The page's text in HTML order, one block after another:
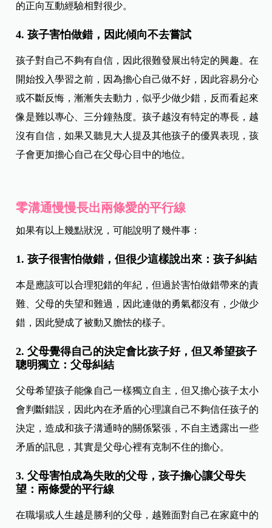
的正向互動經驗相對很少。
4. 孩子害怕做錯，因此傾向不去嘗試
孩子對自己不夠有自信，因此很難發展出特定的興趣。在
開始投入學習之前，因為擔心自己做不好，因此容易分心
或不斷反悔，漸漸失去動力，似乎少做少錯，反而看起來
像是難以專心、三分鐘熱度。孩子越沒有特定的專長，越
沒有自信，如果又聽見大人提及其他孩子的優異表現，孩
子會更加擔心自己在父母心目中的地位。
零溝通慢慢長出兩條愛的平行線
如果有以上幾點狀況，可能說明了幾件事：
1. 孩子很害怕做錯，但很少這樣說出來：孩子糾結
本是應該可以合理犯錯的年紀，但過於害怕做錯帶來的責
難、父母的失望和難過，因此連做的勇氣都沒有，少做少
錯，因此變成了被動又膽怯的樣子。
2. 父母覺得自己的決定會比孩子好，但又希望孩子
聰明獨立：父母糾結
父母希望孩子能像自己一樣獨立自主，但又擔心孩子太小
會判斷錯誤，因此內在矛盾的心理讓自己不夠信任孩子的
決定，造成和孩子溝通時的關係緊張，不自主透露出一些
矛盾的訊息，其實是父母心裡有克制不住的擔心。
3. 父母害怕成為失敗的父母，孩子擔心讓父母失
望：兩條愛的平行線
在職場或人生越是勝利的父母，越難面對自己在家庭中的